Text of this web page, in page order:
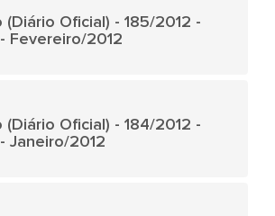
(Diário Oficial) - 185/2012 -
Fevereiro/2012
(Diário Oficial) - 184/2012 -
Janeiro/2012